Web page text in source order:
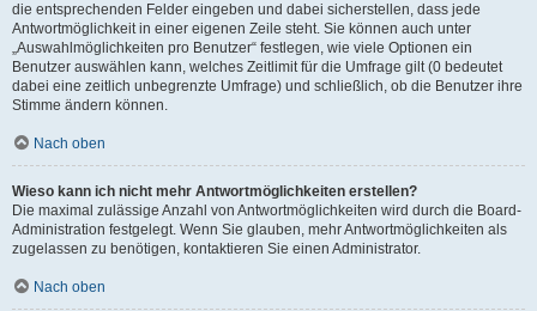
die entsprechenden Felder eingeben und dabei sicherstellen, dass jede
Antwortmöglichkeit in einer eigenen Zeile steht. Sie können auch unter
„Auswahlmöglichkeiten pro Benutzer“ festlegen, wie viele Optionen ein
Benutzer auswählen kann, welches Zeitlimit für die Umfrage gilt (0 bedeutet
dabei eine zeitlich unbegrenzte Umfrage) und schließlich, ob die Benutzer ihre
Stimme ändern können.
Nach oben
Wieso kann ich nicht mehr Antwortmöglichkeiten erstellen?
Die maximal zulässige Anzahl von Antwortmöglichkeiten wird durch die Board-
Administration festgelegt. Wenn Sie glauben, mehr Antwortmöglichkeiten als
zugelassen zu benötigen, kontaktieren Sie einen Administrator.
Nach oben